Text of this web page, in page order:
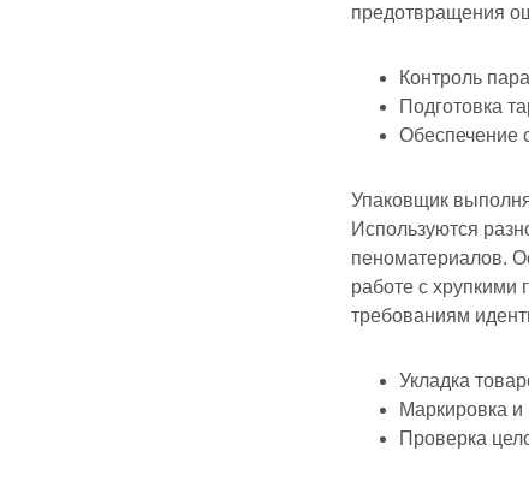
предотвращения
Контроль
Подготовка
Обеспечение
Упаковщик
Используются
пеноматериалов.
работе с хрупкими
требованиям
Укладка
Маркировка
Проверка